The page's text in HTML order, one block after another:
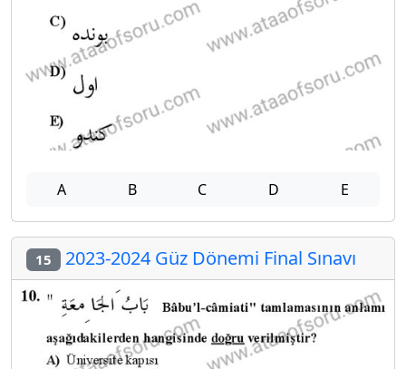
A B C D E
15 2023-2024 Güz Dönemi Final Sınavı